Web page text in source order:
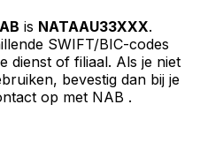
is NATAAU33XXX.
SWIFT/BIC-codes
dienst of filiaal. Als je niet
bevestig dan bij je
op met NAB .